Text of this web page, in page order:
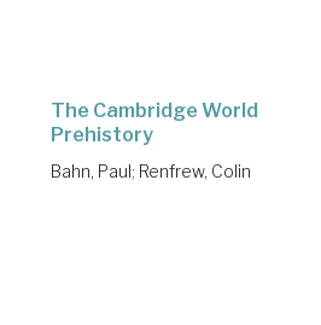
The Cambridge World
Prehistory
Bahn, Paul; Renfrew, Colin